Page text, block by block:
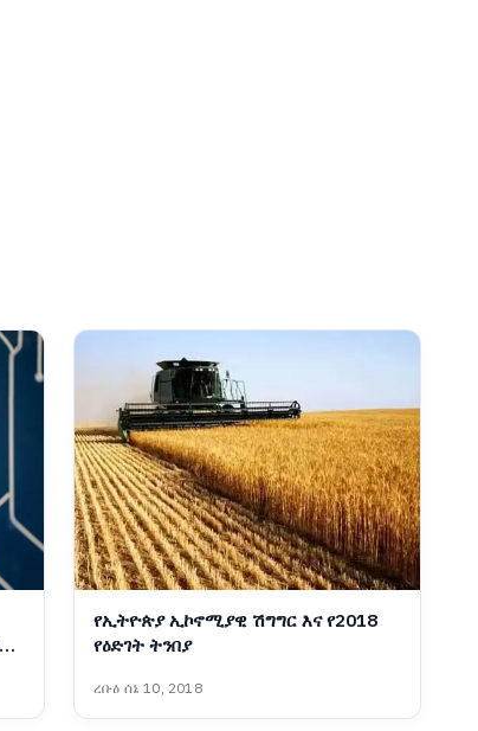
የኢትዮጵያ ኢኮኖሚያዊ ሽግግር እና የ2018
የዕድገት ትንበያ
ረቡዕ ሰኔ 10, 2018